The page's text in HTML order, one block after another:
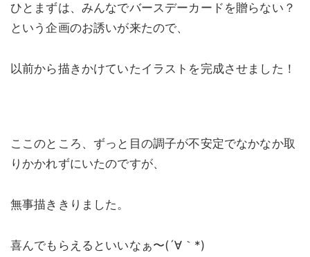
ひとまずは、みんなでバースデーカードを贈らない？
という企画のお誘いが来たので、
以前から描きかけていたイラストを完成させました！
ここのところ、ずっと目の調子が不安定でなかなか取
りかかれずにいたのですが、
無事描ききりました。
喜んでもらえるといいなぁ〜(´∀｀*)